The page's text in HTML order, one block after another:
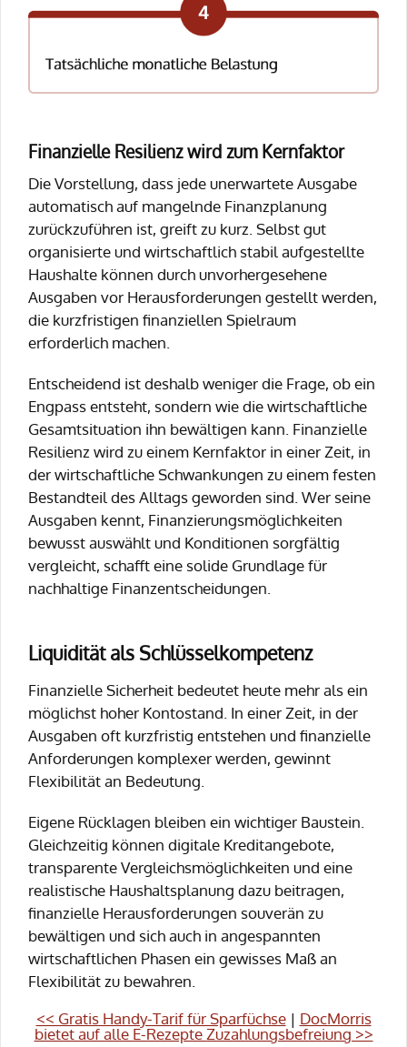
Finanzielle Resilienz wird zum Kernfaktor
Die Vorstellung, dass jede unerwartete Ausgabe
automatisch auf mangelnde Finanzplanung
zurückzuführen ist, greift zu kurz. Selbst gut
organisierte und wirtschaftlich stabil aufgestellte
Haushalte können durch unvorhergesehene
Ausgaben vor Herausforderungen gestellt werden,
die kurzfristigen finanziellen Spielraum
erforderlich machen.
Entscheidend ist deshalb weniger die Frage, ob ein
Engpass entsteht, sondern wie die wirtschaftliche
Gesamtsituation ihn bewältigen kann. Finanzielle
Resilienz wird zu einem Kernfaktor in einer Zeit, in
der wirtschaftliche Schwankungen zu einem festen
Bestandteil des Alltags geworden sind. Wer seine
Ausgaben kennt, Finanzierungsmöglichkeiten
bewusst auswählt und Konditionen sorgfältig
vergleicht, schafft eine solide Grundlage für
nachhaltige Finanzentscheidungen.
Liquidität als Schlüsselkompetenz
Finanzielle Sicherheit bedeutet heute mehr als ein
möglichst hoher Kontostand. In einer Zeit, in der
Ausgaben oft kurzfristig entstehen und finanzielle
Anforderungen komplexer werden, gewinnt
Flexibilität an Bedeutung.
Eigene Rücklagen bleiben ein wichtiger Baustein.
Gleichzeitig können digitale Kreditangebote,
transparente Vergleichsmöglichkeiten und eine
realistische Haushaltsplanung dazu beitragen,
finanzielle Herausforderungen souverän zu
bewältigen und sich auch in angespannten
wirtschaftlichen Phasen ein gewisses Maß an
Flexibilität zu bewahren.
<< Gratis Handy-Tarif für Sparfüchse| DocMorris
bietet auf alle E-Rezepte Zuzahlungsbefreiung >>